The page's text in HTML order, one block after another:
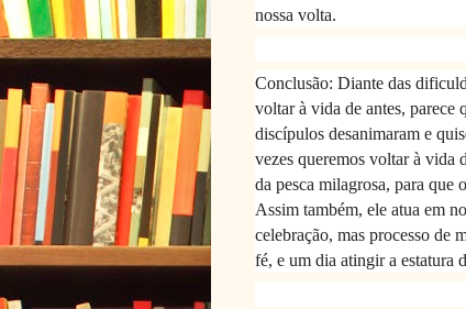
nossa volta.
Conclusão: Diante das
voltar à vida de antes, parece
discípulos desanimaram e
vezes queremos voltar à vida
da pesca milagrosa, para que
Assim também, ele atua em
celebração, mas processo de
fé, e um dia atingir a estatura